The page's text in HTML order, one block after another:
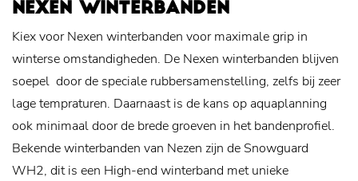
NEXEN WINTERBANDEN
Kiex voor Nexen winterbanden voor maximale grip in
winterse omstandigheden. De Nexen winterbanden blijven
soepel door de speciale rubbersamenstelling, zelfs bij zeer
lage tempraturen. Daarnaast is de kans op aquaplanning
ook minimaal door de brede groeven in het bandenprofiel.
Bekende winterbanden van Nezen zijn de Snowguard
WH2, dit is een High-end winterband met unieke